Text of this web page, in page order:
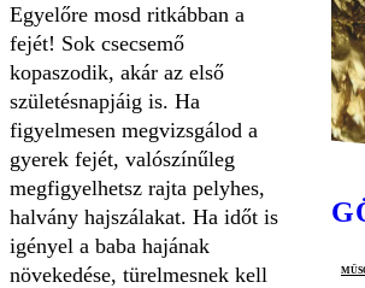
Egyelőre mosd ritkábban a
fejét! Sok csecsemő
kopaszodik, akár az első
születésnapjáig is. Ha
figyelmesen megvizsgálod a
gyerek fejét, valószínűleg
megfigyelhetsz rajta pelyhes,
halvány hajszálakat. Ha időt is
igényel a baba hajának
növekedése, türelmesnek kell